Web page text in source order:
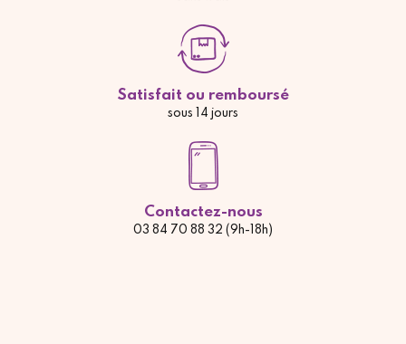
Satisfait ou remboursé
sous 14 jours
Contactez-nous
03 84 70 88 32 (9h-18h)